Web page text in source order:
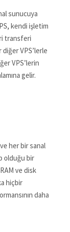
sunucuya
kendi işletim
transferi
VPS’lerle
VPS’lerin
gelir.
her bir sanal
olduğu bir
ve disk
hiçbir
daha